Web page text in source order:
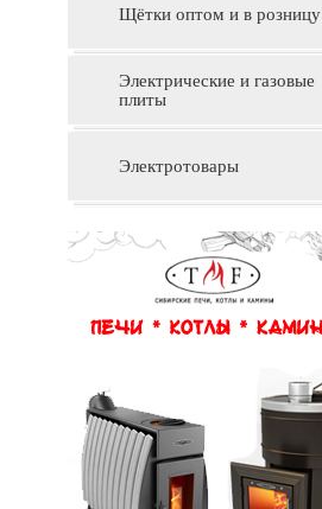
Щётки оптом и в розницу
Электрические и газовые
плиты
Электротовары